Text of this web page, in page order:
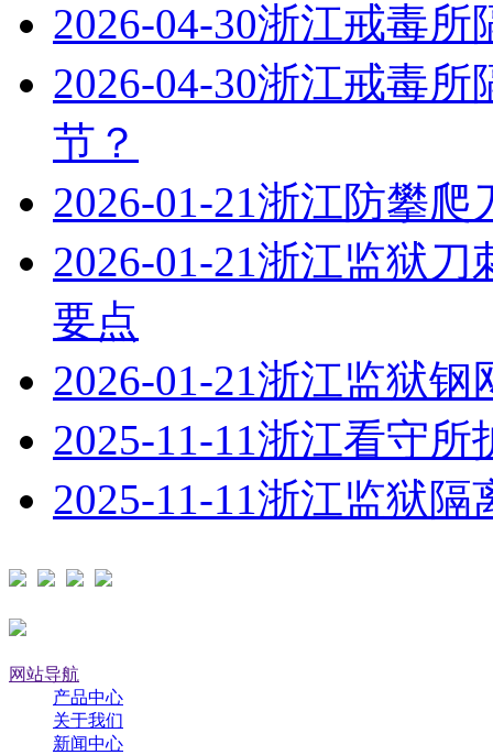
2026-04-30浙江戒毒所
2026-04-30浙江戒毒所
节？
2026-01-21浙江防攀爬
2026-01-21浙江监狱刀
要点
2026-01-21浙江监狱钢
2025-11-11浙江看守所
2025-11-11浙江监狱隔
网站导航
产品中心
关于我们
新闻中心